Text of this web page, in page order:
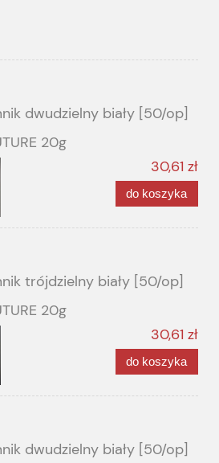
dwudzielny biały [50/op]
20g
30,61 zł
do koszyka
trójdzielny biały [50/op]
20g
30,61 zł
do koszyka
dwudzielny biały [50/op]